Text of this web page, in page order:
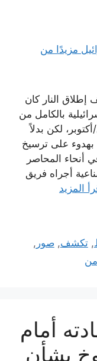
النار كان
بالكامل من
لكن بدلاً
بهدوء على ترسيخ
أنحاء المحاصر
أجراه فريق
المزيد
,تكشف,صور ,
من
أمام
بشأن